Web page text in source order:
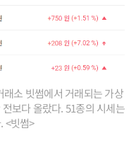
소 빗썸에서 거래되는 가상
보다 올랐다. 51종의 시세는
<빗썸>